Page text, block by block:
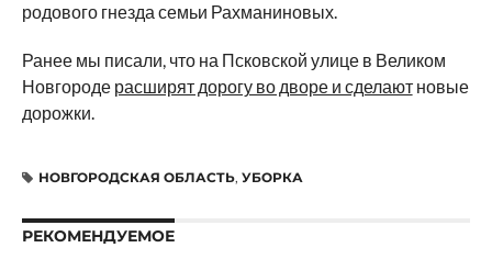
родового гнезда семьи Рахманиновых.
Ранее мы писали, что на Псковской улице в Великом
Новгороде расширят дорогу во дворе и сделаютновые
дорожки.
НОВГОРОДСКАЯ ОБЛАСТЬ, УБОРКА
РЕКОМЕНДУЕМОЕ